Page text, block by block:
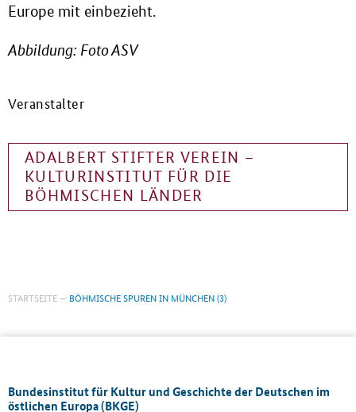
Europe mit einbezieht.
Abbildung: Foto ASV
Veranstalter
ADALBERT STIFTER VEREIN –
KULTURINSTITUT FÜR DIE
BÖHMISCHEN LÄNDER
STARTSEITE BÖHMISCHE SPUREN IN MÜNCHEN (3)
Bundesinstitut für Kultur und Geschichte der Deutschen im
östlichen Europa (BKGE)